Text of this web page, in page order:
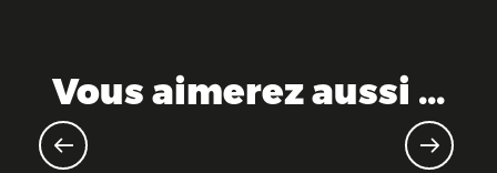
Vous aimerez aussi ...